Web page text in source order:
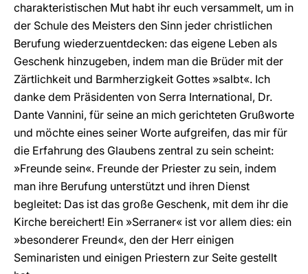
charakteristischen Mut habt ihr euch versammelt, um in
der Schule des Meisters den Sinn jeder christlichen
Berufung wiederzuentdecken: das eigene Leben als
Geschenk hinzugeben, indem man die Brüder mit der
Zärtlichkeit und Barmherzigkeit Gottes »salbt«. Ich
danke dem Präsidenten von Serra International, Dr.
Dante Vannini, für seine an mich gerichteten Grußworte
und möchte eines seiner Worte aufgreifen, das mir für
die Erfahrung des Glaubens zentral zu sein scheint:
»Freunde sein«. Freunde der Priester zu sein, indem
man ihre Berufung unterstützt und ihren Dienst
begleitet: Das ist das große Geschenk, mit dem ihr die
Kirche bereichert! Ein »Serraner« ist vor allem dies: ein
»besonderer Freund«, den der Herr einigen
Seminaristen und einigen Priestern zur Seite gestellt